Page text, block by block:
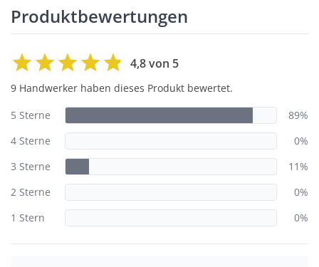
Produktbewertungen
4,8 von 5
9 Handwerker haben dieses Produkt bewertet.
5 Sterne
89%
4 Sterne
0%
3 Sterne
11%
2 Sterne
0%
1 Stern
0%